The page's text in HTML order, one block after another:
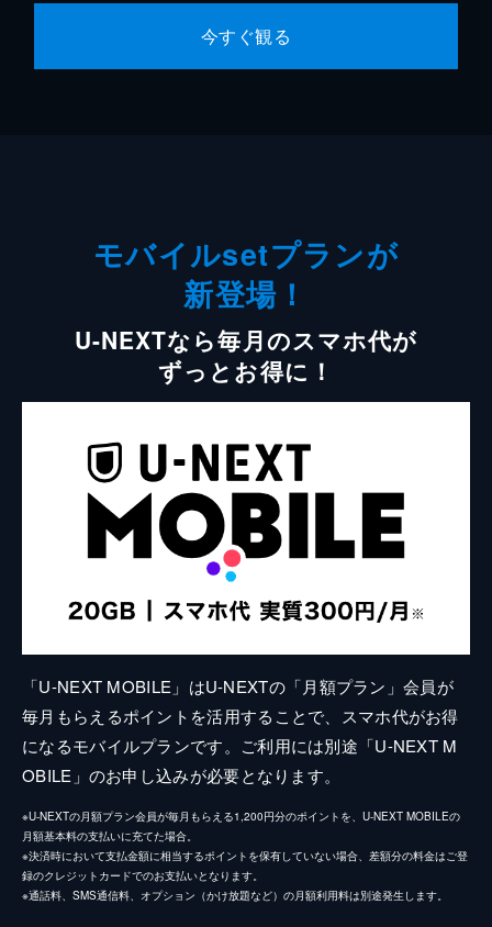
今すぐ観る
モバイルsetプランが
新登場！
U-NEXTなら毎月のスマホ代が
ずっとお得に！
「U-NEXT MOBILE」はU-NEXTの「月額プラン」会員が
毎月もらえるポイントを活用することで、スマホ代がお得
になるモバイルプランです。ご利用には別途「U-NEXT M
OBILE」のお申し込みが必要となります。
※U-NEXTの月額プラン会員が毎月もらえる1,200円分のポイントを、U-NEXT MOBILEの
月額基本料の支払いに充てた場合。
※決済時において支払金額に相当するポイントを保有していない場合、差額分の料金はご登
録のクレジットカードでのお支払いとなります。
※通話料、SMS通信料、オプション（かけ放題など）の月額利用料は別途発生します。